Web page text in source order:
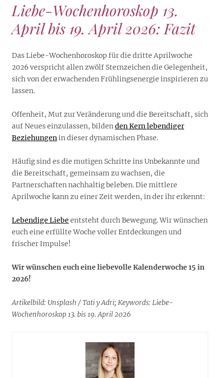
Liebe-Wochenhoroskop 13.
April bis 19. April 2026: Fazit
Das Liebe-Wochenhoroskop für die dritte Aprilwoche
2026 verspricht allen zwölf Sternzeichen die Gelegenheit,
sich von der erwachenden Frühlingsenergie inspirieren zu
lassen.
Offenheit, Mut zur Veränderung und die Bereitschaft, sich
auf Neues einzulassen, bildenden Kern lebendiger
Beziehungenin dieser dynamischen Phase.
Häufig sind es die mutigen Schritte ins Unbekannte und
die Bereitschaft, gemeinsam zu wachsen, die
Partnerschaften nachhaltig beleben. Die mittlere
Aprilwoche kann zu einer Zeit werden, in der ihr erkennt:
Lebendige Liebe entsteht durch Bewegung. Wir wünschen
euch eine erfüllte Woche voller Entdeckungen und
frischer Impulse!
Wir wünschen euch eine liebevolle Kalenderwoche 15 in
2026!
Artikelbild: Unsplash / Tati y Adri; Keywords: Liebe-
Wochenhoroskop 13. bis 19. April 2026